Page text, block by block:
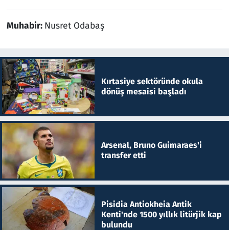
Muhabir: Nusret Odabaş
Kırtasiye sektöründe okula
dönüş mesaisi başladı
Arsenal, Bruno Guimaraes'i
transfer etti
Pisidia Antiokheia Antik
Kenti'nde 1500 yıllık litürjik kap
bulundu